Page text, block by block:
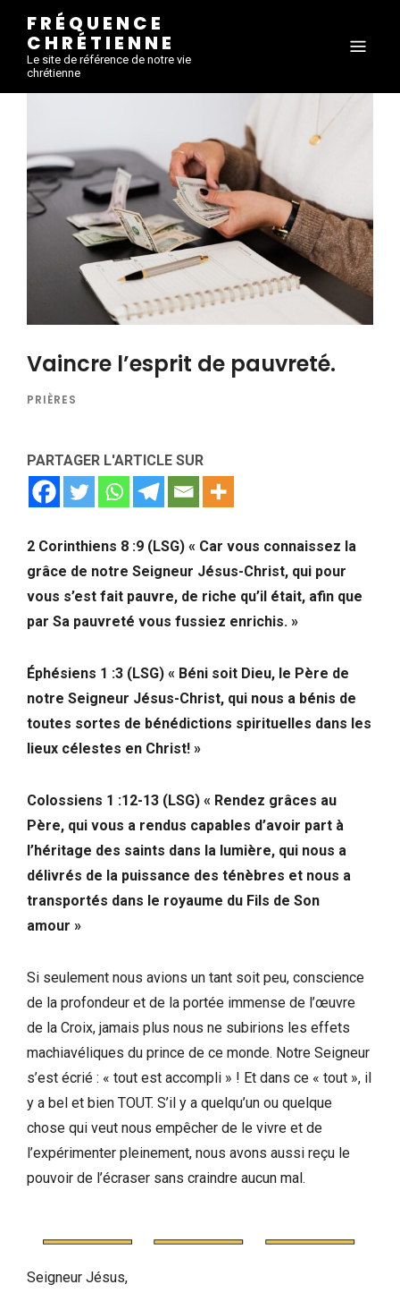
FRÉQUENCE
CHRÉTIENNE
Le site de référence de notre vie
chrétienne
Vaincre l’esprit de pauvreté.
PRIÈRES
PARTAGER L'ARTICLE SUR
2 Corinthiens 8 :9 (LSG) « Car vous connaissez la
grâce de notre Seigneur Jésus-Christ, qui pour
vous s’est fait pauvre, de riche qu’il était, afin que
par Sa pauvreté vous fussiez enrichis. »
Éphésiens 1 :3 (LSG) « Béni soit Dieu, le Père de
notre Seigneur Jésus-Christ, qui nous a bénis de
toutes sortes de bénédictions spirituelles dans les
lieux célestes en Christ! »
Colossiens 1 :12-13 (LSG) « Rendez grâces au
Père, qui vous a rendus capables d’avoir part à
l’héritage des saints dans la lumière, qui nous a
délivrés de la puissance des ténèbres et nous a
transportés dans le royaume du Fils de Son
amour »
Si seulement nous avions un tant soit peu, conscience
de la profondeur et de la portée immense de l’œuvre
de la Croix, jamais plus nous ne subirions les effets
machiavéliques du prince de ce monde. Notre Seigneur
s’est écrié : « tout est accompli » ! Et dans ce « tout », il
y a bel et bien TOUT. S’il y a quelqu’un ou quelque
chose qui veut nous empêcher de le vivre et de
l’expérimenter pleinement, nous avons aussi reçu le
pouvoir de l’écraser sans craindre aucun mal.
Seigneur Jésus,